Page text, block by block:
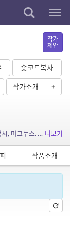
작가
제안
숏코드복사
작가소개 +
소개: 뜻 밖의 사건으로 불사조를 키우게 된 드래곤 택시, 마그누스. 말썽쟁이 불사조는 귀여운 불꽃으로 마그누스의 속을 까맣게 태운다. 그러던 어느 날, 마그누스의 주인 김용용이 평일에... 더보기
작품소개